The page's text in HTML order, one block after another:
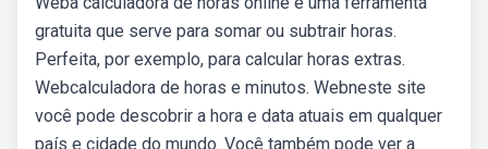
gratuita que serve para somar ou subtrair horas.
Perfeita, por exemplo, para calcular horas extras.
Webcalculadora de horas e minutos. Webneste site
você pode descobrir a hora e data atuais em qualquer
país e cidade do mundo. Você também pode ver a